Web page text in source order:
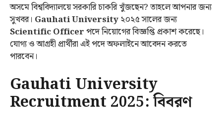
অসমে বিশ্ববিদ্যালয়ে সরকারি চাকরি খুঁজছেন? তাহলে আপনার জন্য
সুখবর। Gauhati University২০২৫ সালের জন্য
Scientific Officerপদে নিয়োগের বিজ্ঞপ্তি প্রকাশ করেছে।
যোগ্য ও আগ্রহী প্রার্থীরা এই পদে অফলাইনে আবেদন করতে
পারবেন।
Gauhati University
Recruitment 2025: বিবরণ